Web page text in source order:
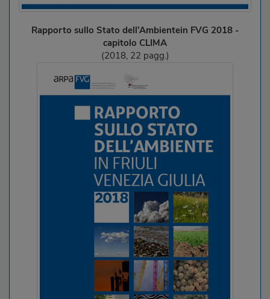
Rapporto sullo Stato dell’Ambientein FVG 2018 -
capitolo CLIMA
(2018, 22 pagg.)